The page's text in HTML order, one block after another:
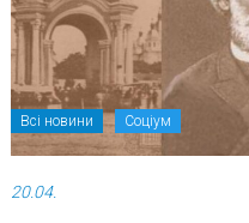
Всі новини Соціум
20.04.